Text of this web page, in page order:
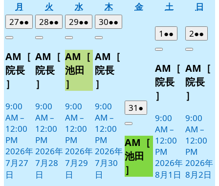
月
曜
日
火
曜
日
水水
曜
日
木木
曜
日
金金
土土
日
日
日
272026
年
月
27
日
●●
件
イ
ベ
ト)
Close
AM［
院長
］
9:00
AM –
12:00
PM
2026年
7月27
日
282026
年
月
28
日
●●
件
イ
ベ
ト)
Close
AM［
院長
］
9:00
AM –
12:00
PM
2026年
7月28
日
292026
年
月
29
日
●●
件
イ
ベ
ト)
Close
AM［
池田
］
9:00
AM –
12:00
PM
2026年
7月29
日
302026
年
月
30
日
●●
件
イ
Close
AM［
院長
］
9:00
AM –
12:00
PM
2026年
7月30
日
31 2026
年
月
31
日
●
件
イ
ベ
ト)
Close
AM［
池田
］
1 2026
年
月
1
日
●●
件
イ
ベ
Close
AM［
院長
］
9:00
AM –
12:00
PM
2026年
8月1日
22026
年
月
2
日
●●
件
イ
ベ
Close
AM［
院長
］
9:00
AM –
12:00
PM
2026年
8月2日